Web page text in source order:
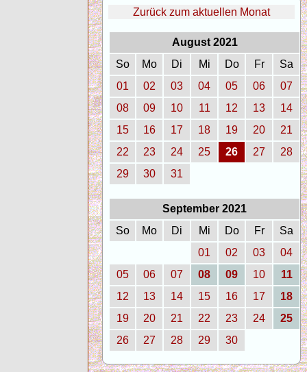
Zurück zum aktuellen Monat
August 2021
So
Mo Di Mi Do Fr
Sa
01
02 03 04 05 06
07
08
09 10 11 12 13
14
15
16 17 18 19 20
21
22
23 24 25 26 27
28
29
30 31
September 2021
So
Mo Di Mi Do Fr
Sa
01
02 03
04
05
06 07 08 09 10
11
12
13 14 15 16 17
18
19
20 21 22 23 24
25
26
27 28 29 30